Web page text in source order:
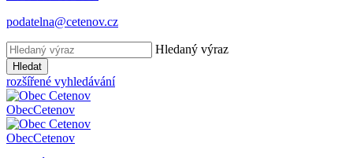
podatelna@cetenov.cz
Hledaný výraz
Hledat
rozšířené vyhledávání
ObecCetenov
ObecCetenov